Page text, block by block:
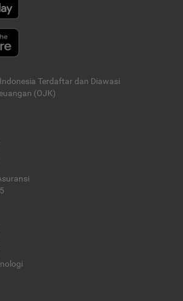
Terdaftar dan Diawasi
(OJK)